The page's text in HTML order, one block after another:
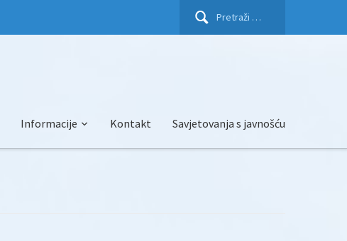
Pretraži:
Informacije Kontakt Savjetovanja s javnošću